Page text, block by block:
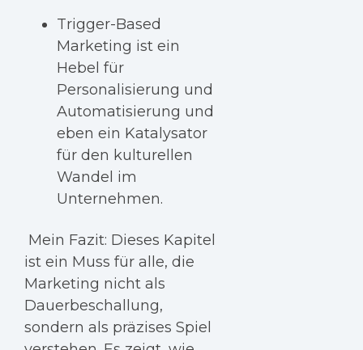
Trigger-Based
Marketing ist ein
Hebel für
Personalisierung und
Automatisierung und
eben ein Katalysator
für den kulturellen
Wandel im
Unternehmen.
Mein Fazit: Dieses Kapitel
ist ein Muss für alle, die
Marketing nicht als
Dauerbeschallung,
sondern als präzises Spiel